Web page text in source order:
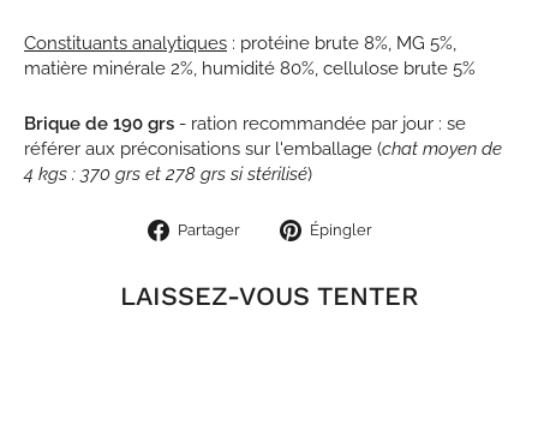
Constituants analytiques : protéine brute 8%, MG 5%,
matière minérale 2%, humidité 80%, cellulose brute 5%
Brique de 190 grs - ration recommandée par jour : se
référer aux préconisations sur l'emballage (chat moyen de
4 kgs : 370 grs et 278 grs si stérilisé)
Partager
PartagerÉpingler
LAISSEZ-VOUS TENTER